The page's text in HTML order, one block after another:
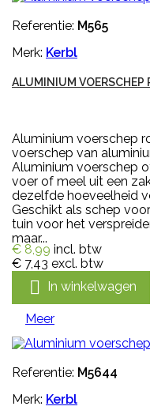
Referentie: M565
Merk: Kerbl
ALUMINIUM VOERSCHEP
Aluminium voerschep
voerschep van
Aluminium voerschep
voer of meel uit een
dezelfde hoeveelheid
Geschikt als schep
tuin voor het
maar...
€ 8,99 incl. btw
€ 7,43 excl. btw
 In winkelwagen
Meer
Referentie: M5644
Merk: Kerbl